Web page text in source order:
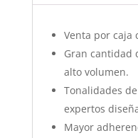
Venta por caja
Gran cantidad
alto volumen.
Tonalidades
expertos
Mayor